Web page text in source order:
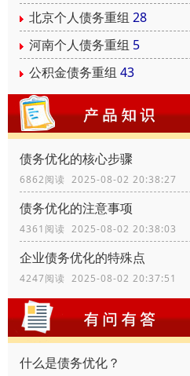
北京个人债务重组 28
河南个人债务重组 5
公积金债务重组 43
债务优化的核心步骤
6862阅读 2025-08-02 20:38:27
债务优化的注意事项
4361阅读 2025-08-02 20:38:03
企业债务优化的特殊点
4247阅读 2025-08-02 20:37:51
什么是债务优化？